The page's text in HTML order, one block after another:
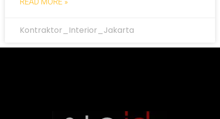
READ MORE »
Kontraktor_Interior_Jakarta